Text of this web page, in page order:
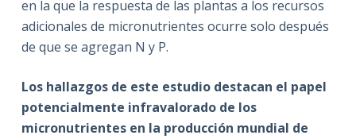
en la que la respuesta de las plantas a los recursos
adicionales de micronutrientes ocurre solo después
de que se agregan N y P.
Los hallazgos de este estudio destacan el papel
potencialmente infravalorado de los
micronutrientes en la producción mundial de